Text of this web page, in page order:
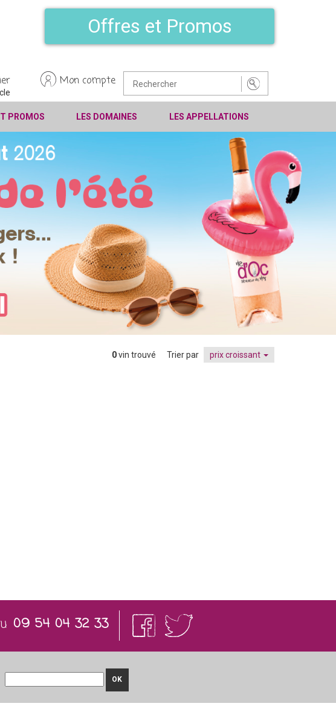
Offres et Promos
Mon compte
PROMOS LES DOMAINES LES APPELLATIONS
0vin trouvé Trier par prix croissant
09 54 04 32 33
OK